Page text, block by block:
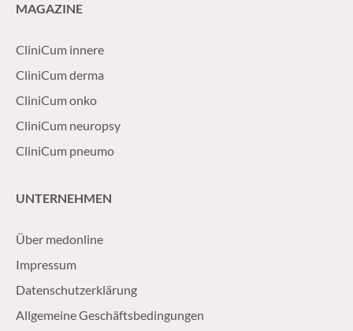
MAGAZINE
CliniCum innere
CliniCum derma
CliniCum onko
CliniCum neuropsy
CliniCum pneumo
UNTERNEHMEN
Über medonline
Impressum
Datenschutzerklärung
Allgemeine Geschäftsbedingungen